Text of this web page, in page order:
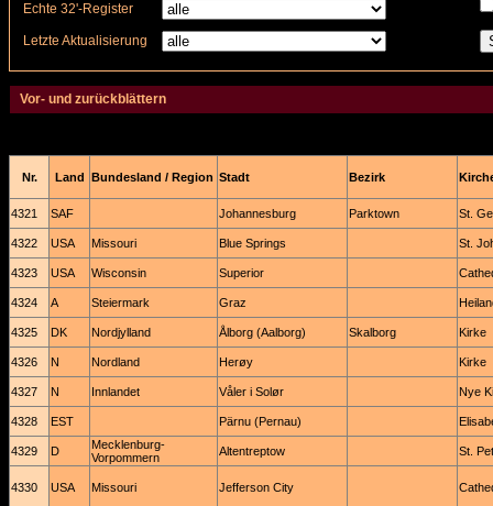
Echte 32'-Register
Letzte Aktualisierung
Vor- und zurückblättern
Nr. Land Bundesland / Region Stadt Bezirk
4321 SAF Johannesburg Parktown St.
4322 USA Missouri Blue Springs St.
4323 USA Wisconsin Superior
4324 A Steiermark Graz
4325 DK Nordjylland Ålborg (Aalborg) Skalborg Kirke
4326 N Nordland Herøy Kirke
4327 N Innlandet Våler i Solør Nye
4328 EST Pärnu (Pernau)
4329 D
Mecklenburg-
Vorpommern
Altentreptow St.
4330 USA Missouri Jefferson City